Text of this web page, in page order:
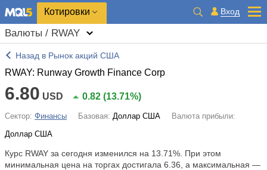
Котировки Вход
Валюты / RWAY
Назад в Рынок акций США
RWAY: Runway Growth Finance Corp
6.80 USD 0.82 (13.71%)
Сектор: Финансы Базовая: Доллар США
Валюта прибыли:
Доллар США
Курс RWAY за сегодня изменился на 13.71% . При этом
минимальная цена на торгах достигала 6.36, а максимальная —